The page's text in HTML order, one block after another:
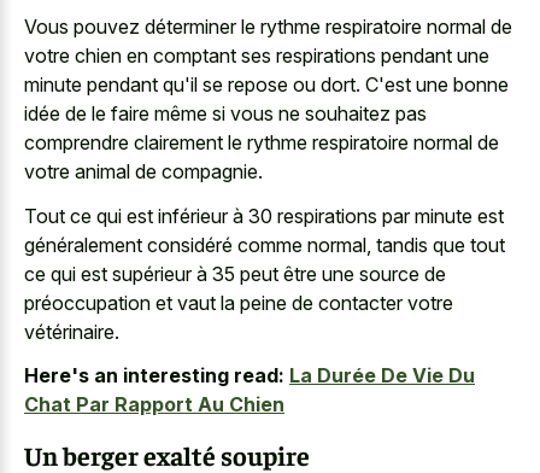
Vous pouvez déterminer le rythme respiratoire normal de
votre chien en comptant ses respirations pendant une
minute pendant qu'il se repose ou dort. C'est une bonne
idée de le faire même si vous ne souhaitez pas
comprendre clairement le rythme respiratoire normal de
votre animal de compagnie.
Tout ce qui est inférieur à 30 respirations par minute est
généralement considéré comme normal, tandis que tout
ce qui est supérieur à 35 peut être une source de
préoccupation et vaut la peine de contacter votre
vétérinaire.
Here's an interesting read: La Durée De Vie Du
Chat Par Rapport Au Chien
Un berger exalté soupire